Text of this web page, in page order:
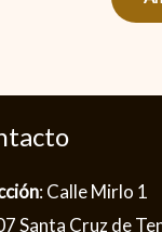
: Calle Mirlo 1
Santa Cruz de